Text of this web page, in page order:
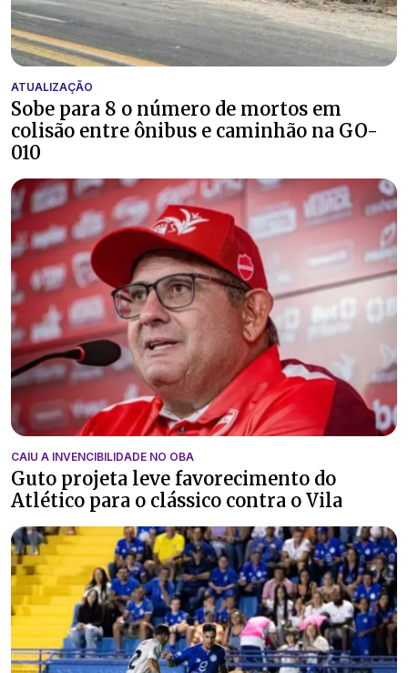
ATUALIZAÇÃO
Sobe para 8 o número de mortos em
colisão entre ônibus e caminhão na GO-
010
CAIU A INVENCIBILIDADE NO OBA
Guto projeta leve favorecimento do
Atlético para o clássico contra o Vila